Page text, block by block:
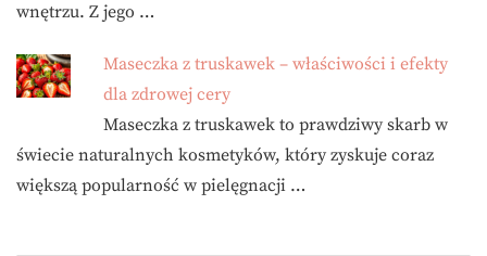
wnętrzu. Z jego …
Maseczka z truskawek – właściwości i efekty
dla zdrowej cery
Maseczka z truskawek to prawdziwy skarb w
świecie naturalnych kosmetyków, który zyskuje coraz
większą popularność w pielęgnacji …